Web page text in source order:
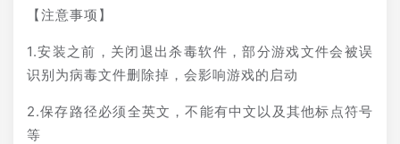
【注意事项】
1.安装之前，关闭退出杀毒软件，部分游戏文件会被误
识别为病毒文件删除掉，会影响游戏的启动
2.保存路径必须全英文，不能有中文以及其他标点符号
等